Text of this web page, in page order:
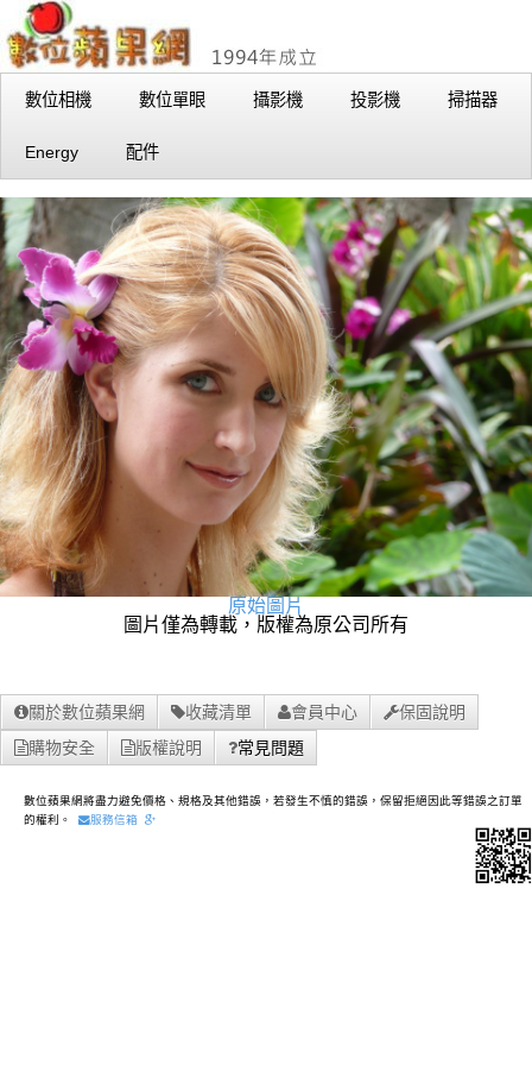
數位相機 數位單眼 攝影機 投影機 掃描器
Energy 配件
原始圖片
圖片僅為轉載，版權為原公司所有
關於數位蘋果網 收藏清單 會員中心
保固說明
購物安全
版權說明 常見問題
數位蘋果網將盡力避免價格、規格及其他錯誤，若發生不慎的錯誤，保留拒絕因此等錯誤之訂單
的權利。
服務信箱